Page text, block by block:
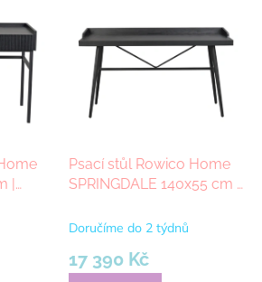
|
Psací stůl Rowico Home
SPRINGDALE 140x55 cm |
Doručíme do 2 týdnů
17 390 Kč